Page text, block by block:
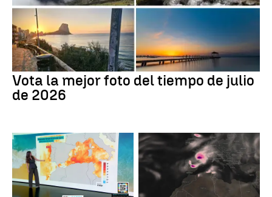
Vota la mejor foto del tiempo de julio
de 2026